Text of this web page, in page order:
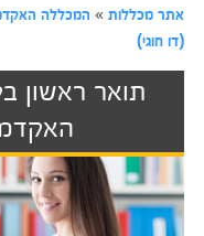
אתר מכללות» המכללה
(דו חוגי)
תואר ראשון